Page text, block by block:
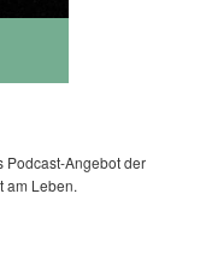
Podcast-Angebot der
am Leben.